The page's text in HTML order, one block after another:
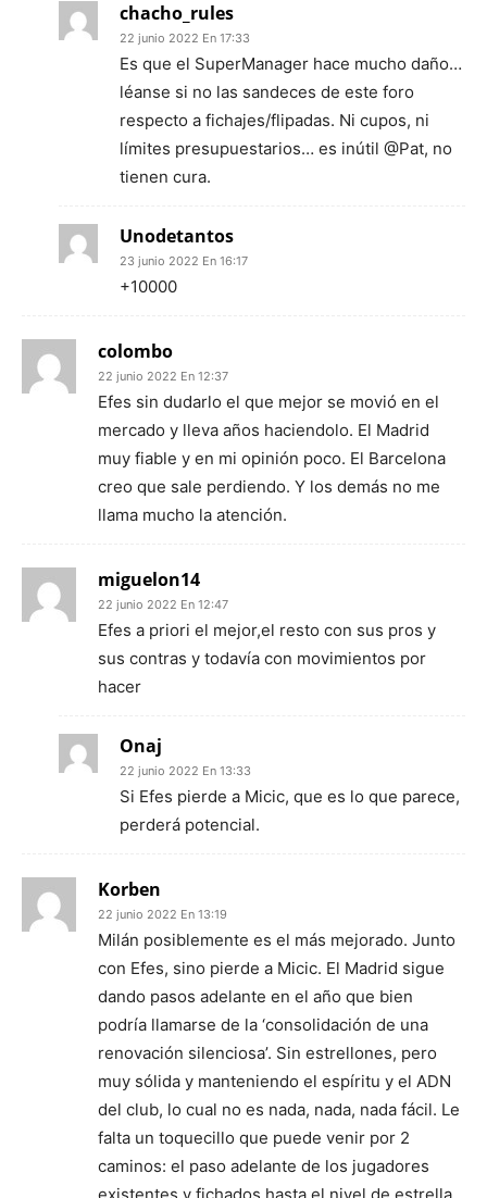
chacho_rules
22 junio 2022 En 17:33
Es que el SuperManager hace mucho daño…
léanse si no las sandeces de este foro
respecto a fichajes/flipadas. Ni cupos, ni
límites presupuestarios… es inútil @Pat, no
tienen cura.
Unodetantos
23 junio 2022 En 16:17
+10000
colombo
22 junio 2022 En 12:37
Efes sin dudarlo el que mejor se movió en el
mercado y lleva años haciendolo. El Madrid
muy fiable y en mi opinión poco. El Barcelona
creo que sale perdiendo. Y los demás no me
llama mucho la atención.
miguelon14
22 junio 2022 En 12:47
Efes a priori el mejor,el resto con sus pros y
sus contras y todavía con movimientos por
hacer
Onaj
22 junio 2022 En 13:33
Si Efes pierde a Micic, que es lo que parece,
perderá potencial.
Korben
22 junio 2022 En 13:19
Milán posiblemente es el más mejorado. Junto
con Efes, sino pierde a Micic. El Madrid sigue
dando pasos adelante en el año que bien
podría llamarse de la ‘consolidación de una
renovación silenciosa’. Sin estrellones, pero
muy sólida y manteniendo el espíritu y el ADN
del club, lo cual no es nada, nada, nada fácil. Le
falta un toquecillo que puede venir por 2
caminos: el paso adelante de los jugadores